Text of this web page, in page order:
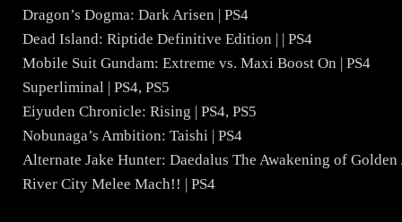
Dragon’s Dogma: Dark Arisen | PS4
Dead Island: Riptide Definitive Edition | | PS4
Mobile Suit Gundam: Extreme vs. Maxi Boost On | PS4
Superliminal | PS4, PS5
Eiyuden Chronicle: Rising | PS4, PS5
Nobunaga’s Ambition: Taishi | PS4
Alternate Jake Hunter: Daedalus The Awakening of Golden
River City Melee Mach!! | PS4